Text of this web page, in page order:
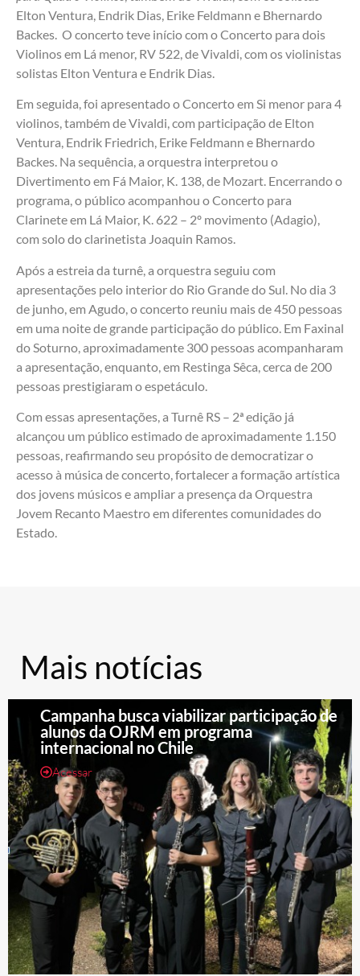
Elton Ventura, Endrik Dias, Erike Feldmann e Bhernardo
Backes. O concerto teve início com o Concerto para dois
Violinos em Lá menor, RV 522, de Vivaldi, com os violinistas
solistas Elton Ventura e Endrik Dias.
Em seguida, foi apresentado o Concerto em Si menor para 4
violinos, também de Vivaldi, com participação de Elton
Ventura, Endrik Friedrich, Erike Feldmann e Bhernardo
Backes. Na sequência, a orquestra interpretou o
Divertimento em Fá Maior, K. 138, de Mozart. Encerrando o
programa, o público acompanhou o Concerto para
Clarinete em Lá Maior, K. 622 – 2º movimento (Adagio),
com solo do clarinetista Joaquin Ramos.
Após a estreia da turnê, a orquestra seguiu com
apresentações pelo interior do Rio Grande do Sul. No dia 3
de junho, em Agudo, o concerto reuniu mais de 450 pessoas
em uma noite de grande participação do público. Em Faxinal
do Soturno, aproximadamente 300 pessoas acompanharam
a apresentação, enquanto, em Restinga Sêca, cerca de 200
pessoas prestigiaram o espetáculo.
Com essas apresentações, a Turnê RS – 2ª edição já
alcançou um público estimado de aproximadamente 1.150
pessoas, reafirmando seu propósito de democratizar o
acesso à música de concerto, fortalecer a formação artística
dos jovens músicos e ampliar a presença da Orquestra
Jovem Recanto Maestro em diferentes comunidades do
Estado.
Mais notícias
Campanha busca viabilizar participação de
alunos da OJRM em programa
internacional no Chile
Acessar